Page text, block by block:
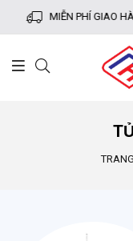
MIỄN PHÍ GIAO